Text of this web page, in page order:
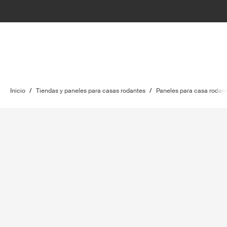
Inicio / Tiendas y paneles para casas rodantes / Paneles para casa